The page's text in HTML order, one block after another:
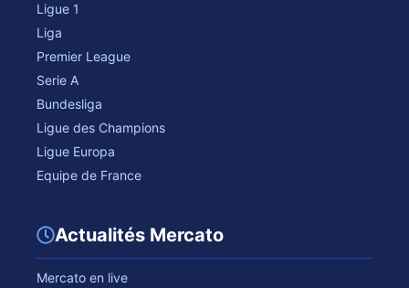
Ligue 1
Liga
Premier League
Serie A
Bundesliga
Ligue des Champions
Ligue Europa
Equipe de France
Actualités Mercato
Mercato en live